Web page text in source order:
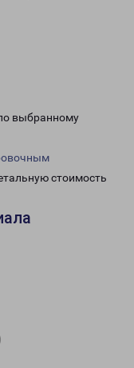
выбранному
стоимость